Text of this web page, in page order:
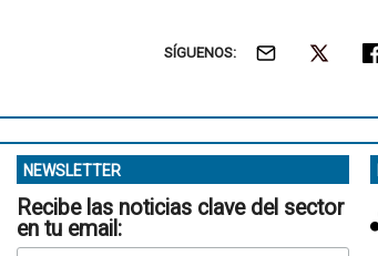
SÍGUENOS:
NEWSLETTER
Recibe las noticias clave del sector
en tu email: